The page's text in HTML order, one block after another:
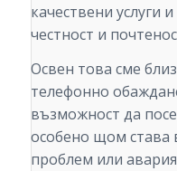
качествени услуги
честност и
Освен това сме
телефонно
възможност да
особено щом става
проблем или